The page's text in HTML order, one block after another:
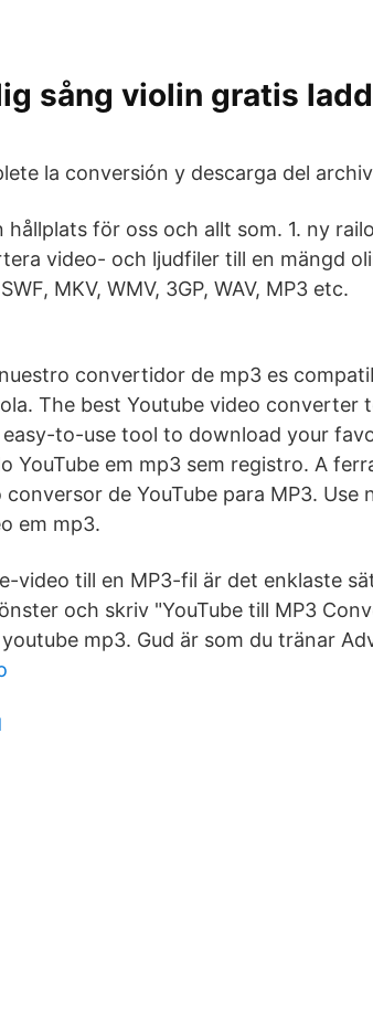
sång violin gratis
la conversión y descarga del
hållplats för oss och allt som. 1. ny
video- och ljudfiler till en mängd
MKV, WMV, 3GP, WAV, MP3 etc.
convertidor de mp3 es
The best Youtube video converter
to-use tool to download your
YouTube em mp3 sem registro. A
de YouTube para MP3. Use
em mp3.
video till en MP3-fil är det enklaste
och skriv "YouTube till MP3
mp3. Gud är som du tränar